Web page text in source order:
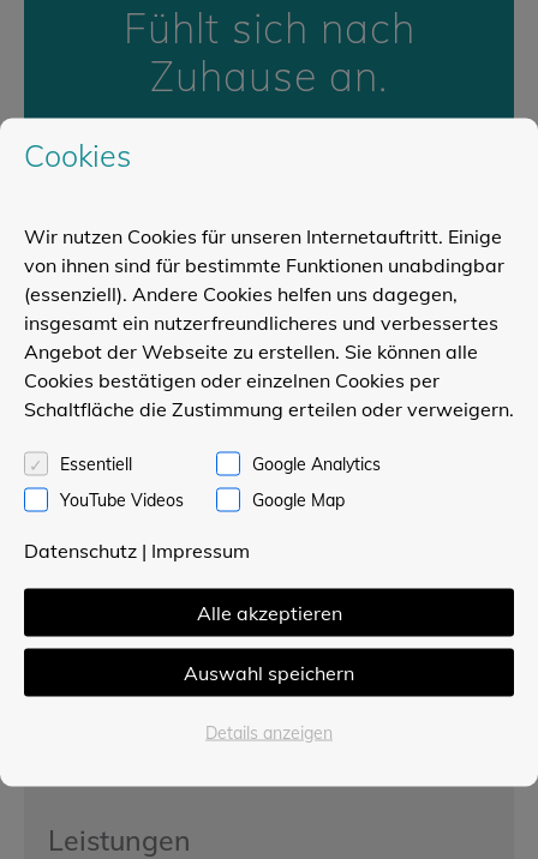
Fühlt sich nach
Zuhause an.
nachwachsende Rohstoff Holz
für ein angenehmes und
behagliches Zuhause-Gefühl.
Kontakt
POLLMEIER Holzbau GmbH
33415 Verl
Telefon 05246 / 8 22 22
Unser Partner
Gartencenter Hesse
Gartencenter Mühlenweg
Leistungen
Cookies
Wir nutzen Cookies für unseren Internetauftritt. Einige
von ihnen sind für bestimmte Funktionen unabdingbar
(essenziell). Andere Cookies helfen uns dagegen,
insgesamt ein nutzerfreundlicheres und verbessertes
Angebot der Webseite zu erstellen. Sie können alle
Cookies bestätigen oder einzelnen Cookies per
Schaltfläche die Zustimmung erteilen oder verweigern.
Essentiell
Google Analytics
YouTube Videos
Google Map
Datenschutz | Impressum
Alle akzeptieren
Auswahl speichern
Details anzeigen